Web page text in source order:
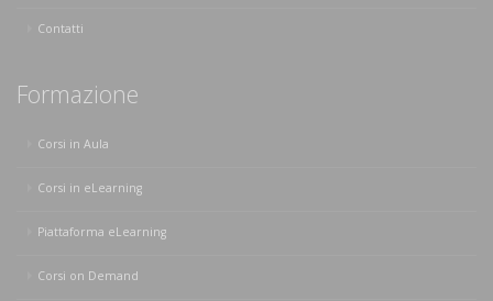
Contatti
Formazione
Corsi in Aula
Corsi in eLearning
Piattaforma eLearning
Corsi on Demand